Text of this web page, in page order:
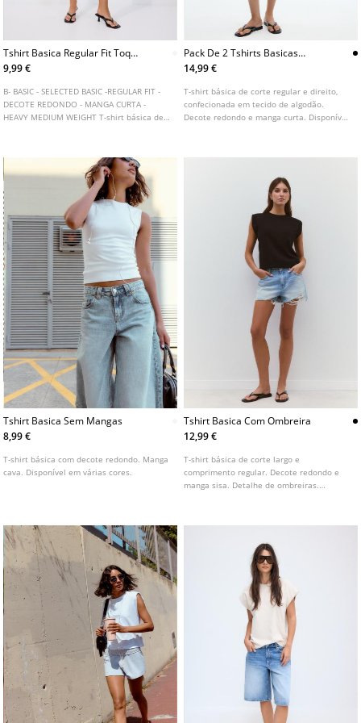
Tshirt Basica Regular Fit Toque
Suave
9,99 €
B- BASIC - SELECTED BASIC -REGULAR FIT -
DECOTE REDONDO - MANGA CURTA -
HEAVY MEDIUM WEIGHT T-shirt básica de
elastano e um toque suave. Decote
redondo e manga curta. Disponível em
várias cores.
Pack De 2 Tshirts Basicas
Regular
14,99 €
T-shirt básica de corte regular e direito,
confecionada em tecido de algodão.
Decote redondo e manga curta. Disponível
Tshirt Basica Sem Mangas
8,99 €
T-shirt básica com decote redondo. Manga
cava. Disponível em várias cores.
Tshirt Basica Com Ombreira
12,99 €
T-shirt básica de corte largo e
comprimento regular. Decote redondo e
manga sisa. Detalhe de ombreiras.